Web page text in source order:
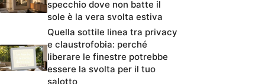
specchio dove non batte il
sole è la vera svolta estiva
Quella sottile linea tra privacy
e claustrofobia: perché
liberare le finestre potrebbe
essere la svolta per il tuo
salotto